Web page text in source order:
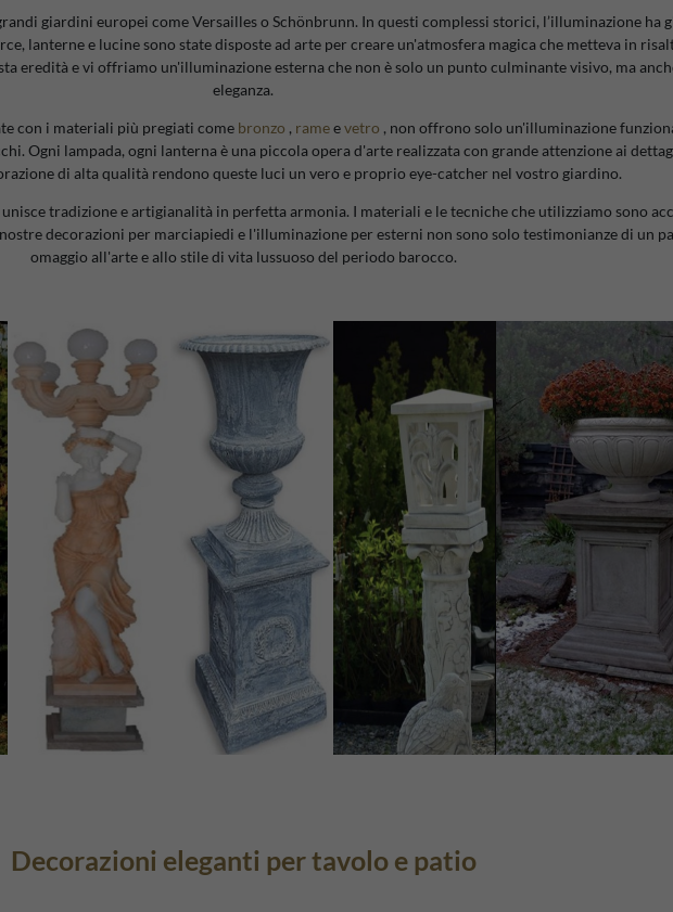
giardini europei come Versailles o Schönbrunn. In questi complessi storici, l’illuminazione ha
lanterne e lucine sono state disposte ad arte per creare un'atmosfera magica che metteva in
eredità e vi offriamo un'illuminazione esterna che non è solo un punto culminante visivo, ma
eleganza.
con i materiali più pregiati come bronzo , rameevetro , non offrono solo un'illuminazione
Ogni lampada, ogni lanterna è una piccola opera d'arte realizzata con grande attenzione ai
di alta qualità rendono queste luci un vero e proprio eye-catcher nel vostro giardino.
tradizione e artigianalità in perfetta armonia. I materiali e le tecniche che utilizziamo sono
decorazioni per marciapiedi e l'illuminazione per esterni non sono solo testimonianze di un
omaggio all'arte e allo stile di vita lussuoso del periodo barocco.
Decorazioni eleganti per tavolo e patio